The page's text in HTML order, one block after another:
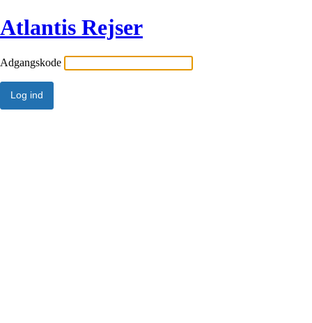
Atlantis Rejser
Adgangskode